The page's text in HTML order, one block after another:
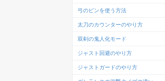
弓のビンを使う方法
太刀のカウンターのやり方
双剣の鬼人化モード
ジャスト回避のやり方
ジャストガードのやり方